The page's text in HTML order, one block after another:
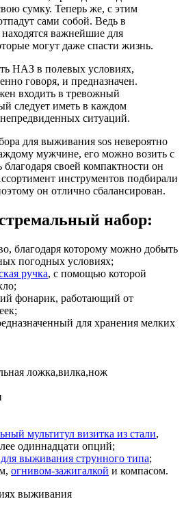
сумку. Теперь же, с этим
сами собой. Ведь в
важнейшие для
могут даже спасти жизнь.
НАЗ в полевых условиях,
говоря, и предназначен.
входить в тревожный
следует иметь в каждом
ситуаций.
для выживания sos невероятно
мужчине, его можно возить с
своей компактности он
инструментов подбирали
он отлично сбалансирован.
набор:
благодаря которому можно добыть
погодных условиях;
ручка, с помощью которой
фонарик, работающий от
для хранения мелких
ложка,вилка,нож
мультитул визитка из стали,
одиннадцати опций;
выживания струнного типа;
огнивом-зажигалкой и компасом.